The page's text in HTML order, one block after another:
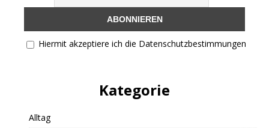
Hiermit akzeptiere ich die Datenschutzbestimmungen
Kategorie
Alltag